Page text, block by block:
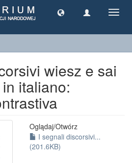
wiesz e sai
italiano:
Oglądaj/Otwórz
I segnali discorsivi...
(201.6KB)